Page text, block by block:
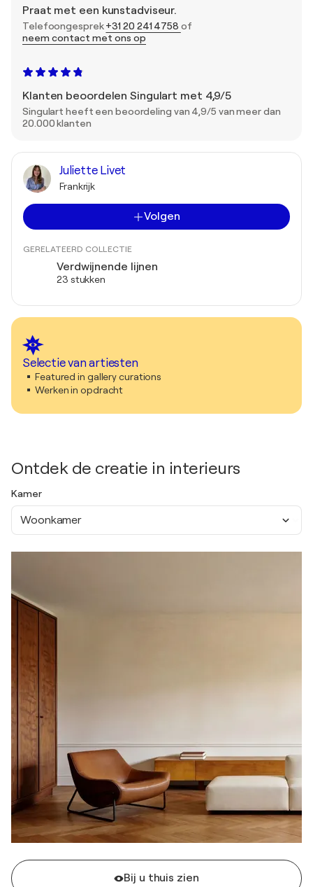
Praat met een kunstadviseur.
Telefoongesprek+31 20 241 4758 of
neem contact met ons op
Klanten beoordelen Singulart met 4,9/5
Singulart heeft een beoordeling van 4,9/5 van meer dan
20.000 klanten
Juliette Livet
Frankrijk
Volgen
GERELATEERD COLLECTIE
Verdwijnende lijnen
23 stukken
Selectie van artiesten
Featured in gallery curations
Werken in opdracht
Ontdek de creatie in interieurs
Kamer
Woonkamer
Bij u thuis zien